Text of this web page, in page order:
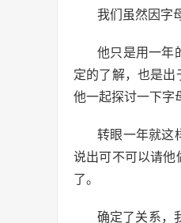
我们虽然因字
他只是用一年
定的了解，也是出
他一起探讨一下字
转眼一年就这
说出可不可以请他
了。
确定了关系，